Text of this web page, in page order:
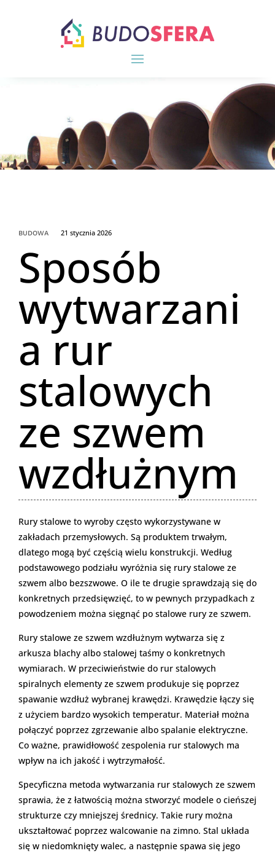
BUDOWA 21 stycznia 2026
Sposób
wytwarzani
a rur
stalowych
ze szwem
wzdłużnym
Rury stalowe to wyroby często wykorzystywane w
zakładach przemysłowych. Są produktem trwałym,
dlatego mogą być częścią wielu konstrukcji. Według
podstawowego podziału wyróżnia się rury stalowe ze
szwem albo bezszwowe. O ile te drugie sprawdzają się do
konkretnych przedsięwzięć, to w pewnych przypadkach z
powodzeniem można sięgnąć po stalowe rury ze szwem.
Rury stalowe ze szwem wzdłużnym wytwarza się z
arkusza blachy albo stalowej taśmy o konkretnych
wymiarach. W przeciwieństwie do rur stalowych
spiralnych elementy ze szwem produkuje się poprzez
spawanie wzdłuż wybranej krawędzi. Krawędzie łączy się
z użyciem bardzo wysokich temperatur. Materiał można
połączyć poprzez zgrzewanie albo spalanie elektryczne.
Co ważne, prawidłowość zespolenia rur stalowych ma
wpływ na ich jakość i wytrzymałość.
Specyficzna metoda wytwarzania rur stalowych ze szwem
sprawia, że z łatwością można stworzyć modele o cieńszej
strukturze czy mniejszej średnicy. Takie rury można
ukształtować poprzez walcowanie na zimno. Stal układa
się w niedomknięty walec, a następnie spawa się jego